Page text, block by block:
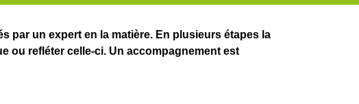
par un expert en la matière. En plusieurs étapes la
ou refléter celle-ci. Un accompagnement est